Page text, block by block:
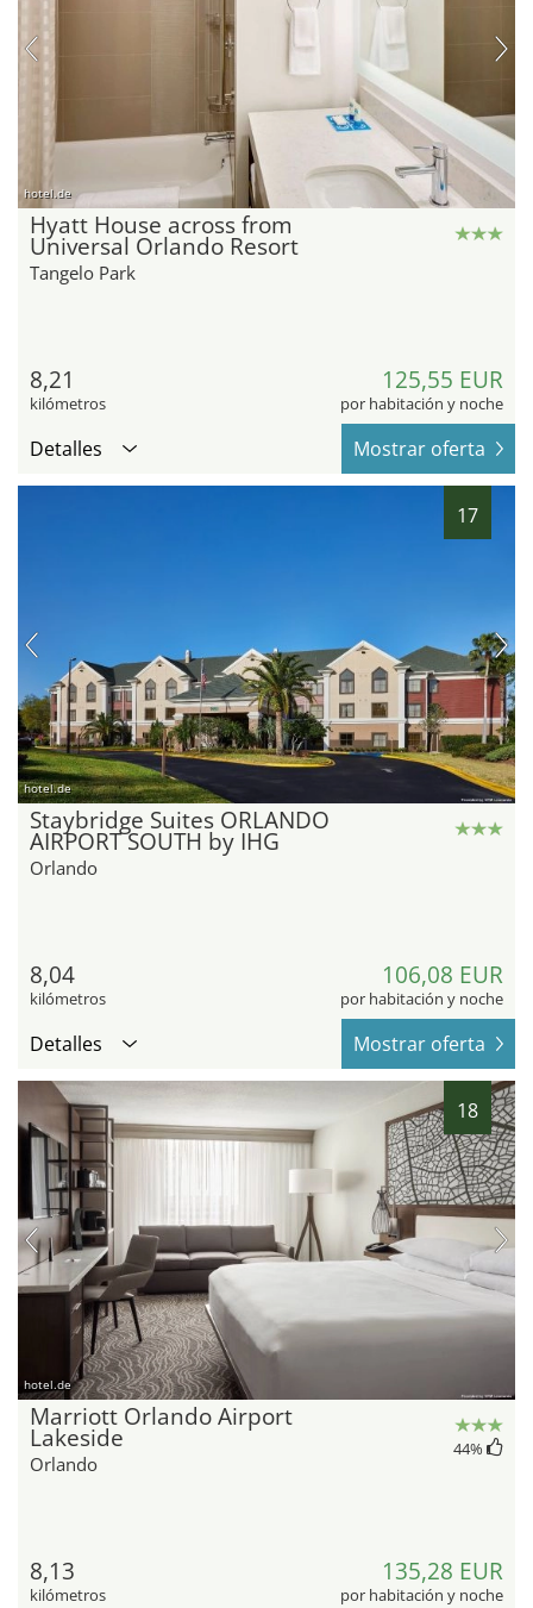
hotel.de
Hyatt House across from
Universal Orlando Resort
Tangelo Park
8,21
kilómetros
125,55 EUR
por habitación y noche
Detalles Mostrar oferta
17
hotel.de
Staybridge Suites ORLANDO
AIRPORT SOUTH by IHG
Orlando
8,04
kilómetros
106,08 EUR
por habitación y noche
Detalles Mostrar oferta
18
hotel.de
Marriott Orlando Airport
Lakeside
Orlando
44%
8,13
kilómetros
135,28 EUR
por habitación y noche